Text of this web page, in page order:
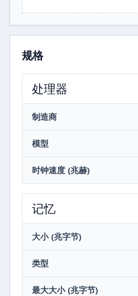
规格
处理器
制造商
模型
时钟速度 (兆赫)
记忆
大小 (兆字节)
类型
最大大小 (兆字节)